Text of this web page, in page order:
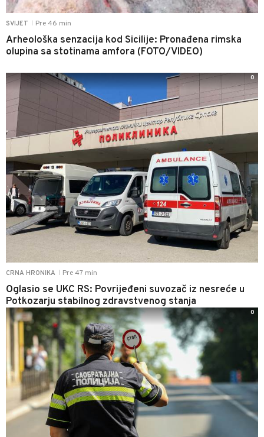
SVIJET Pre 46 min
Arheološka senzacija kod Sicilije: Pronađena rimska
olupina sa stotinama amfora (FOTO/VIDEO)
CRNA HRONIKA Pre 47 min
Oglasio se UKC RS: Povrijeđeni suvozač iz nesreće u
Potkozarju stabilnog zdravstvenog stanja
0
0